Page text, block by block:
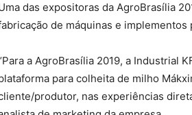
das expositoras da AgroBrasília
de máquinas e
a AgroBrasília 2019, a Industrial
para colheita de milho
produtor, nas experiências